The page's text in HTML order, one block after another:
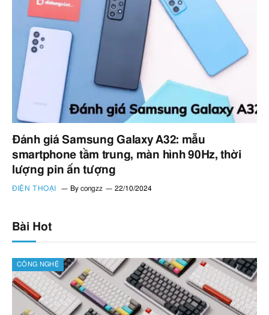
Đánh giá Samsung Galaxy A32: mẫu
smartphone tầm trung, màn hình 90Hz, thời
lượng pin ấn tượng
ĐIỆN THOẠI By congzz 22/10/2024
Bài Hot
CÔNG NGHỆ